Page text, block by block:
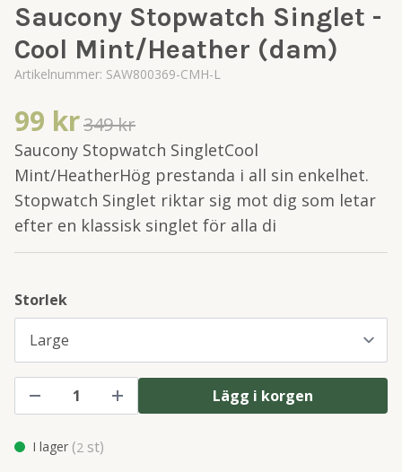
Saucony Stopwatch Singlet -
Cool Mint/Heather (dam)
Artikelnummer: SAW800369-CMH-L
99 kr349 kr
Saucony Stopwatch SingletCool
Mint/HeatherHög prestanda i all sin enkelhet.
Stopwatch Singlet riktar sig mot dig som letar
efter en klassisk singlet för alla di
Storlek
Lägg i korgen
I lager (2 st)